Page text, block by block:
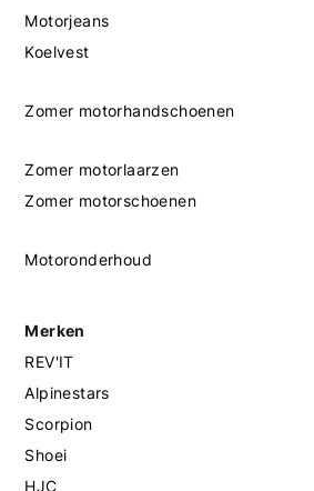
Motorjeans
Koelvest
Zomer motorhandschoenen
Zomer motorlaarzen
Zomer motorschoenen
Motoronderhoud
Merken
REV'IT
Alpinestars
Scorpion
Shoei
HJC